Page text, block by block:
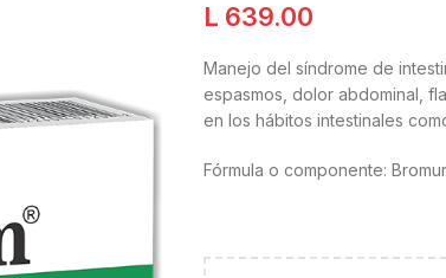
L 639.00
Manejo del síndrome de
espasmos, dolor abdominal,
en los hábitos intestinales
Fórmula o componente: